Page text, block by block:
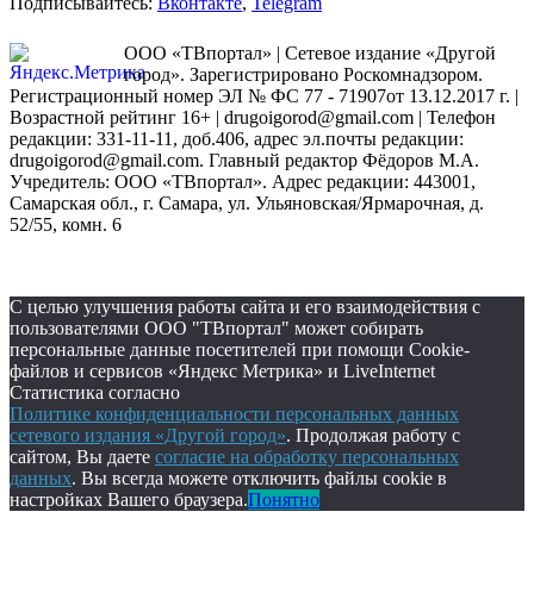
ООО «ТВпортал» | Сетевое издание «Другой
город». Зарегистрировано Роскомнадзором.
Регистрационный номер ЭЛ № ФС 77 - 71907от 13.12.2017 г. |
Возрастной рейтинг 16+ | drugoigorod@gmail.com | Телефон
редакции: 331-11-11, доб.406, адрес эл.почты редакции:
drugoigorod@gmail.com. Главный редактор Фёдоров М.А.
Учредитель: ООО «ТВпортал». Адрес редакции: 443001,
Самарская обл., г. Самара, ул. Ульяновская/Ярмарочная, д.
52/55, комн. 6
С целью улучшения работы сайта и его взаимодействия с
пользователями ООО "ТВпортал" может собирать
персональные данные посетителей при помощи Cookie-
файлов и сервисов «Яндекс Метрика» и LiveInternet
Статистика согласно
Политике конфиденциальности персональных данных
сетевого издания «Другой город». Продолжая работу с
сайтом, Вы даете согласие на обработку персональных
данных. Вы всегда можете отключить файлы cookie в
настройках Вашего браузера.Понятно